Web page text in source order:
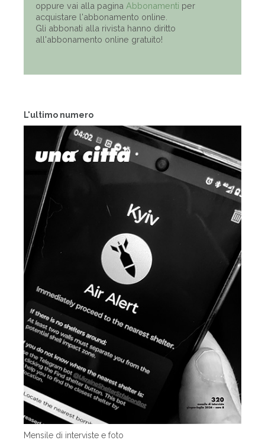
L'ultimo numero
Mensile di interviste e foto
oppure vai alla pagina Abbonamenti per
acquistare l'abbonamento online.
Gli abbonati alla rivista hanno diritto
all'abbonamento online gratuito!